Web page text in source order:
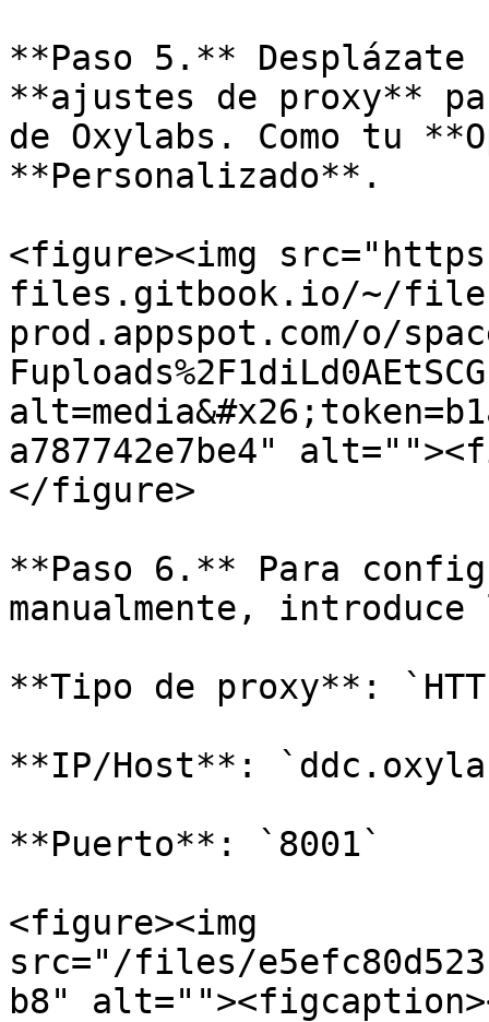
**Paso 5.**
**ajustes de proxy**
de Oxylabs. Como tu
**Personalizado**.
<figure><img
files.gitbook.io/~/
prod.appspot.com/o/
a787742e7be4"
</figure>
**Paso 6.** Para
manualmente,
**Tipo de proxy**:
**IP/Host**:
**Puerto**: `8001`
<figure><img
src="/files/
b8"